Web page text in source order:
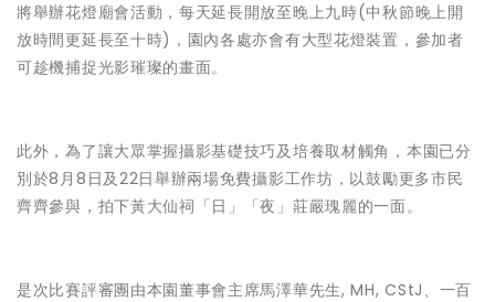
將舉辦花燈廟會活動，每天延長開放至晚上九時(中秋節晚上開
放時間更延長至十時)，園內各處亦會有大型花燈裝置，參加者
可趁機捕捉光影璀璨的畫面。
此外，為了讓大眾掌握攝影基礎技巧及培養取材觸角，本園已分
別於8月8日及22日舉辦兩場免費攝影工作坊，以鼓勵更多市民
齊齊參與，拍下黃大仙祠「日」「夜」莊嚴瑰麗的一面。
是次比賽評審團由本園董事會主席馬澤華先生, MH, CStJ、一百